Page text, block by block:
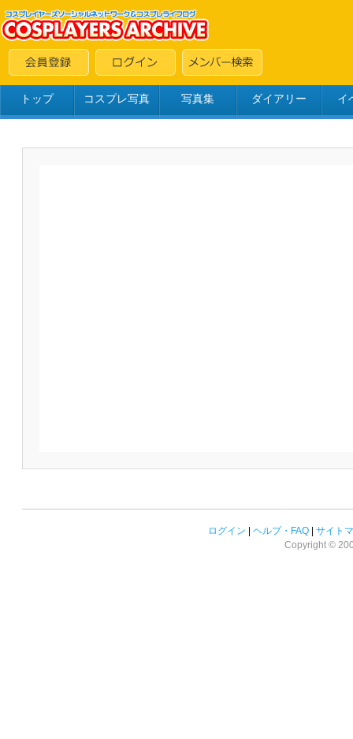
トップ コスプレ写真 写真集 ダイアリー イ
ログイン ヘルプ・FAQ
サイト
Copyright ©